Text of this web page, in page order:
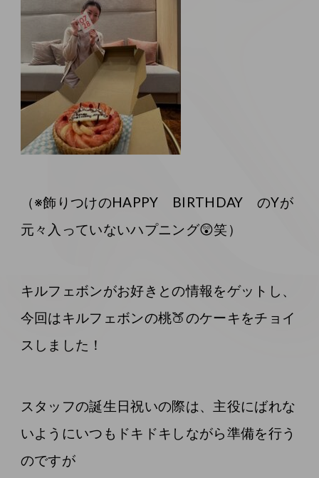
（※飾りつけのHAPPY BIRTHDAY のYが
元々入っていないハプニング😲笑）
キルフェボンがお好きとの情報をゲットし、
今回はキルフェボンの桃🍑のケーキをチョイ
スしました！
スタッフの誕生日祝いの際は、主役にばれな
いようにいつもドキドキしながら準備を行う
のですが